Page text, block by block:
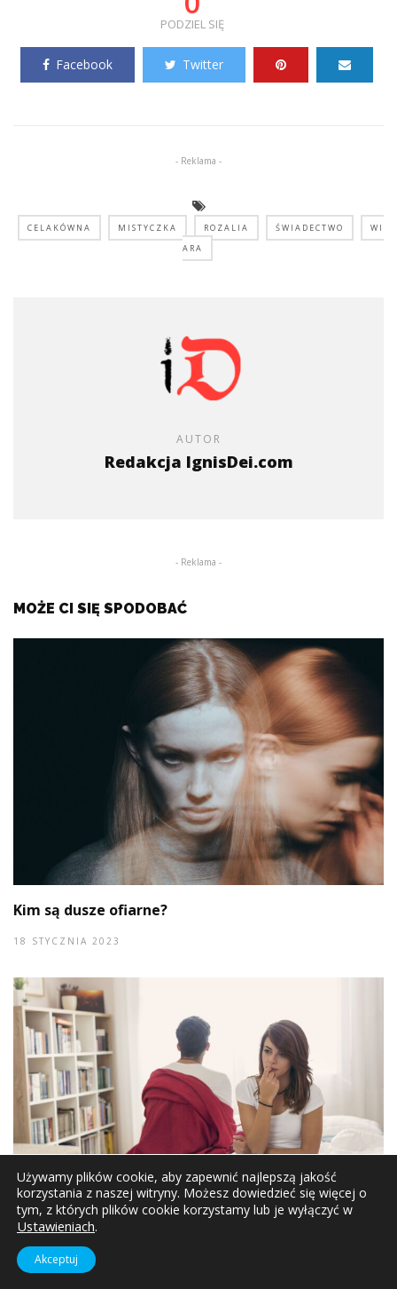
PODZIEL SIĘ
Facebook Twitter
- Reklama -
CELAKÓWNA MISTYCZKA ROZALIA ŚWIADECTWO
WI
ARA
AUTOR
Redakcja IgnisDei.com
- Reklama -
MOŻE CI SIĘ SPODOBAĆ
Kim są dusze ofiarne?
18 STYCZNIA 2023
Oderwij swoje serce od bliskich osób
Używamy plików cookie, aby zapewnić najlepszą jakość
korzystania z naszej witryny. Możesz dowiedzieć się więcej o
tym, z których plików cookie korzystamy lub je wyłączyć w
Ustawieniach.
Akceptuj